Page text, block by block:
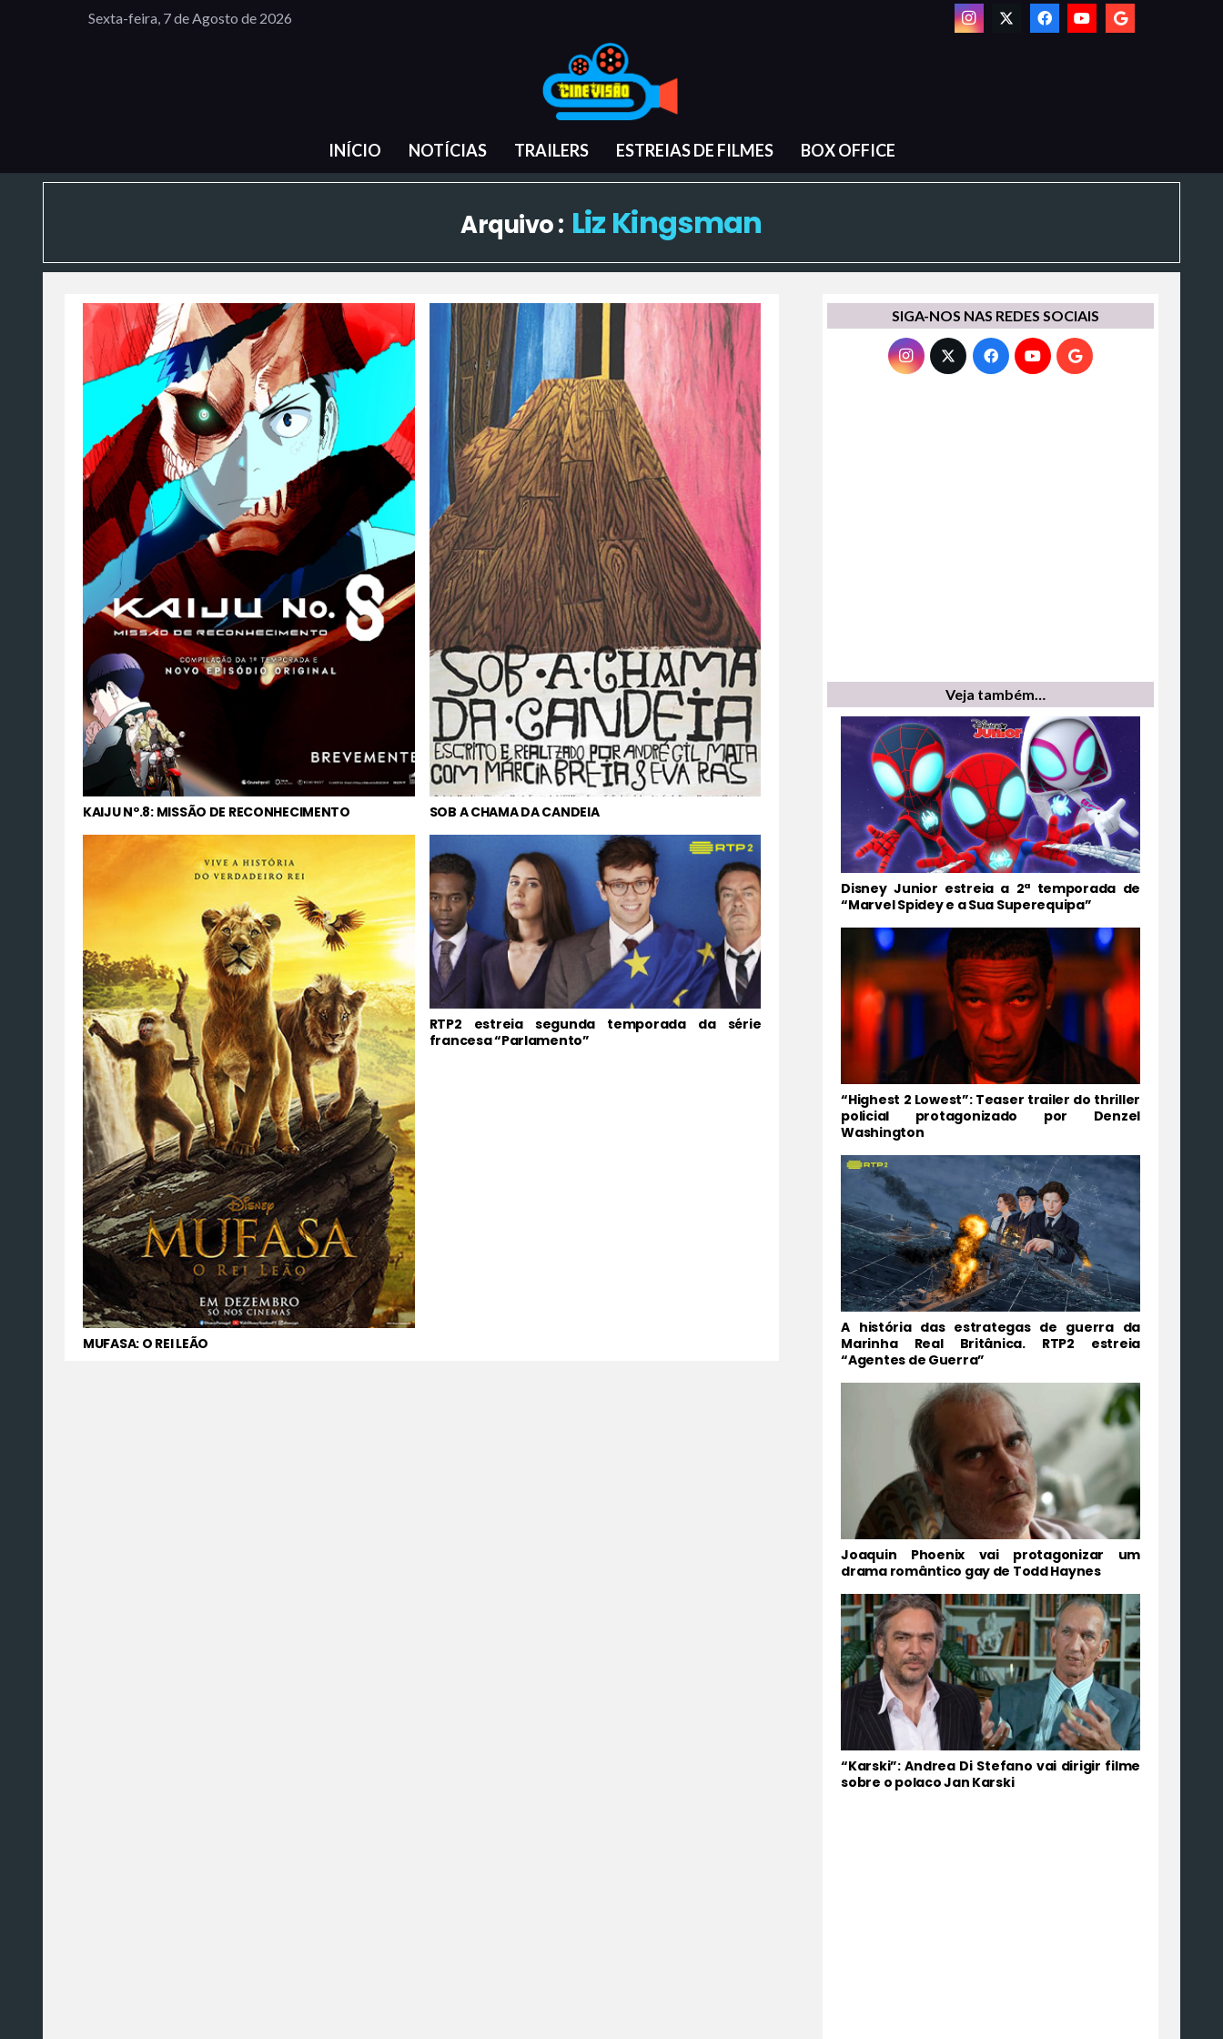
Sexta-feira, 7 de Agosto de 2026
INÍCIO NOTÍCIAS TRAILERS ESTREIAS DE FILMES BOX OFFICE
Arquivo : Liz Kingsman
KAIJU Nº.8: MISSÃO DE RECONHECIMENTO SOB A CHAMA DA CANDEIA
MUFASA: O REI LEÃO
RTP2 estreia segunda temporada da série
francesa “Parlamento”
SIGA-NOS NAS REDES SOCIAIS
Veja também…
Disney Junior estreia a 2ª temporada de
“Marvel Spidey e a Sua Superequipa”
“Highest 2 Lowest”: Teaser trailer do thriller
policial protagonizado por Denzel
Washington
A história das estrategas de guerra da
Marinha Real Britânica. RTP2 estreia
“Agentes de Guerra”
Joaquin Phoenix vai protagonizar um
drama romântico gay de Todd Haynes
“Karski”: Andrea Di Stefano vai dirigir filme
sobre o polaco Jan Karski